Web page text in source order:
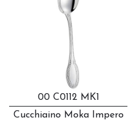
00 C0112 MK1
Cucchiaino Moka Impero